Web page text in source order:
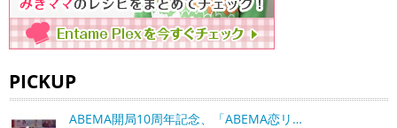
PICKUP
ABEMA開局10周年記念、「ABEMA恋リ…